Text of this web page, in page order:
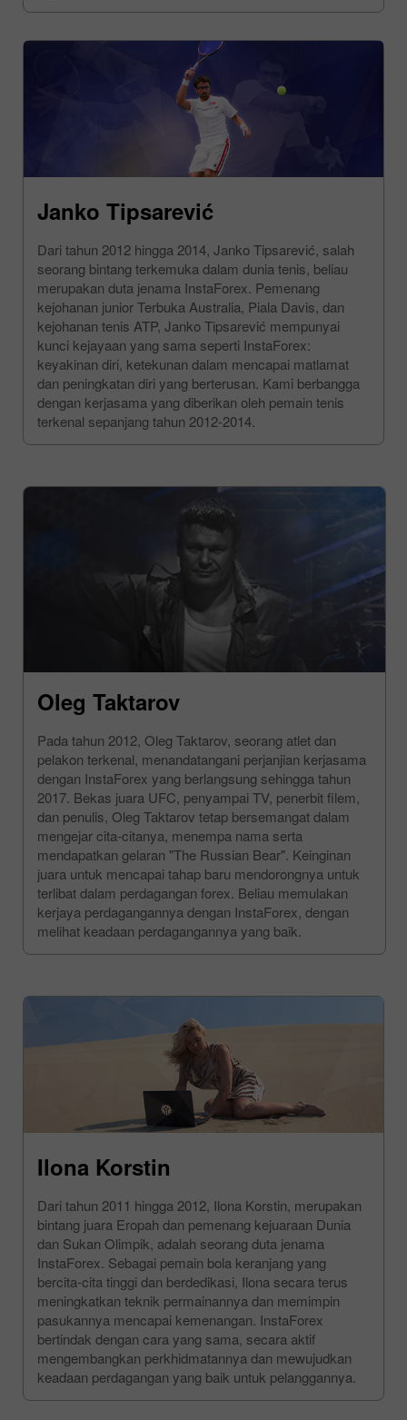
Janko Tipsarević
Dari tahun 2012 hingga 2014, Janko Tipsarević, salah
seorang bintang terkemuka dalam dunia tenis, beliau
merupakan duta jenama InstaForex. Pemenang
kejohanan junior Terbuka Australia, Piala Davis, dan
kejohanan tenis ATP, Janko Tipsarević mempunyai
kunci kejayaan yang sama seperti InstaForex:
keyakinan diri, ketekunan dalam mencapai matlamat
dan peningkatan diri yang berterusan. Kami berbangga
dengan kerjasama yang diberikan oleh pemain tenis
terkenal sepanjang tahun 2012-2014.
Oleg Taktarov
Pada tahun 2012, Oleg Taktarov, seorang atlet dan
pelakon terkenal, menandatangani perjanjian kerjasama
dengan InstaForex yang berlangsung sehingga tahun
2017. Bekas juara UFC, penyampai TV, penerbit filem,
dan penulis, Oleg Taktarov tetap bersemangat dalam
mengejar cita-citanya, menempa nama serta
mendapatkan gelaran "The Russian Bear". Keinginan
juara untuk mencapai tahap baru mendorongnya untuk
terlibat dalam perdagangan forex. Beliau memulakan
kerjaya perdagangannya dengan InstaForex, dengan
melihat keadaan perdagangannya yang baik.
Ilona Korstin
Dari tahun 2011 hingga 2012, Ilona Korstin, merupakan
bintang juara Eropah dan pemenang kejuaraan Dunia
dan Sukan Olimpik, adalah seorang duta jenama
InstaForex. Sebagai pemain bola keranjang yang
bercita-cita tinggi dan berdedikasi, Ilona secara terus
meningkatkan teknik permainannya dan memimpin
pasukannya mencapai kemenangan. InstaForex
bertindak dengan cara yang sama, secara aktif
mengembangkan perkhidmatannya dan mewujudkan
keadaan perdagangan yang baik untuk pelanggannya.